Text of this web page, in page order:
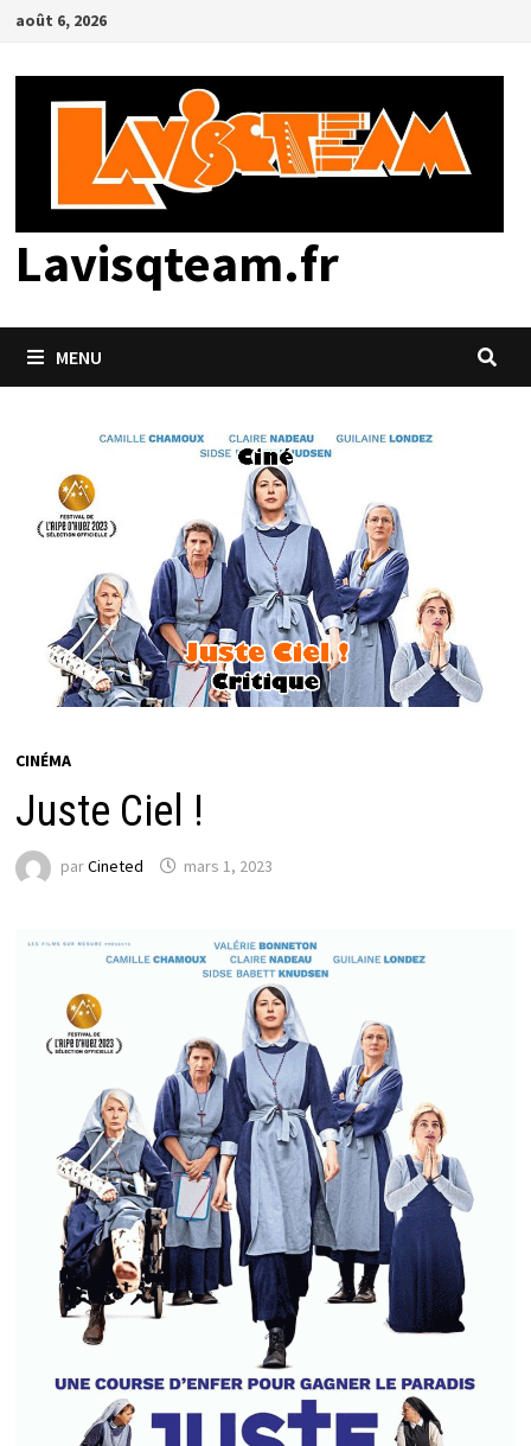
Passer
contenu
août 6, 2026
Lavisqteam.fr
MENU
CINÉMA
Juste Ciel !
parCineted mars 1, 2023